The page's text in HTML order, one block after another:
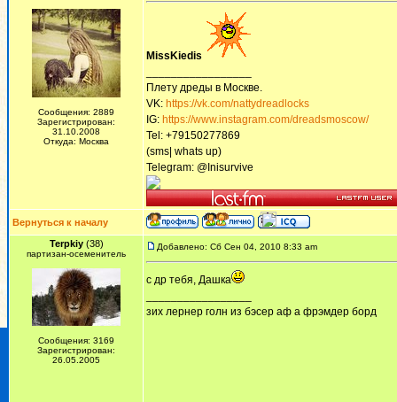
Сообщения: 2889
Зарегистрирован:
31.10.2008
Откуда: Москва
MissKiedis
Плету дреды в Москве.
VK: https://vk.com/nattydreadlocks
IG: https://www.instagram.com/dreadsmoscow/
Tel: +79150277869
(sms| whats up)
Telegram: @Inisurvive
Вернуться к началу
Terpkiy(38)
партизан-осеменитель
Сообщения: 3169
Зарегистрирован:
26.05.2005
Добавлено: Сб Сен 04, 2010 8:33 am
с др тебя, Дашка
зих лернер голн из бэсер аф а фрэмдер борд